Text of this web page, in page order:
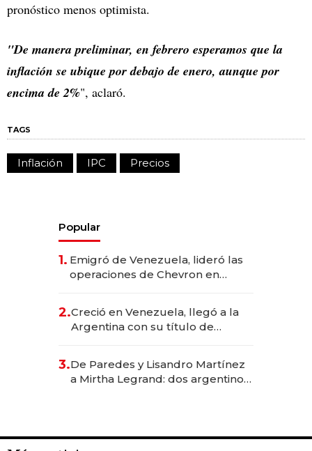
pronóstico menos optimista.
"De manera preliminar, en febrero esperamos que la
inflación se ubique por debajo de enero, aunque por
encima de 2%", aclaró.
TAGS
Inflación IPC Precios
Popular
1. Emigró de Venezuela, lideró las
operaciones de Chevron en
2.Creció en Venezuela, llegó a la
Argentina con su título de
las marcas "fast premium"
3.De Paredes y Lisandro Martínez
a Mirtha Legrand: dos argentinos